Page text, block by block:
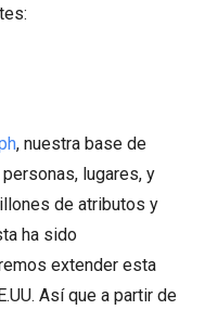
, nuestra base de
lugares, y
de atributos y
ha sido
extender esta
Así que a partir de